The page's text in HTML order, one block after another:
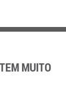
MUITO